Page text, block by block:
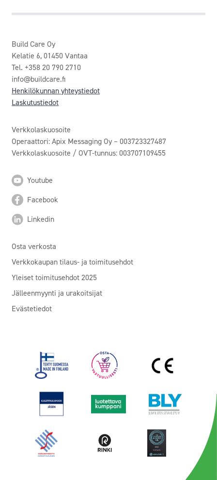
Build Care Oy
Kelatie 6, 01450 Vantaa
Tel. +358 20 790 2710
info@buildcare.fi
Henkilökunnan yhteystiedot
Laskutustiedot
Verkkolaskuosoite
Operaattori: Apix Messaging Oy – 003723327487
Verkkolaskuosoite / OVT-tunnus: 003707109455
Youtube
Facebook
Linkedin
Osta verkosta
Verkkokaupan tilaus- ja toimitusehdot
Yleiset toimitusehdot 2025
Jälleenmyynti ja urakoitsijat
Evästetiedot